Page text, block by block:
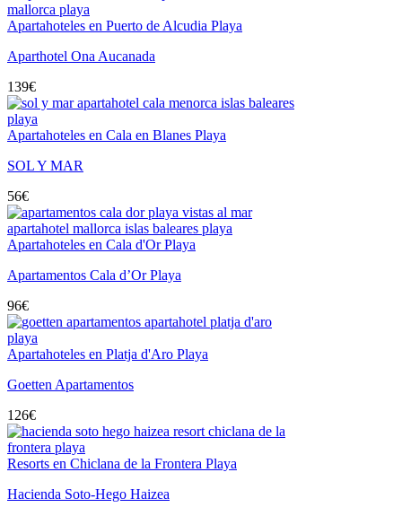
Apartahoteles en Puerto de Alcudia Playa
Aparthotel Ona Aucanada
139€
Apartahoteles en Cala en Blanes Playa
SOL Y MAR
56€
Apartahoteles en Cala d'Or Playa
Apartamentos Cala d’Or Playa
96€
Apartahoteles en Platja d'Aro Playa
Goetten Apartamentos
126€
Resorts en Chiclana de la Frontera Playa
Hacienda Soto-Hego Haizea